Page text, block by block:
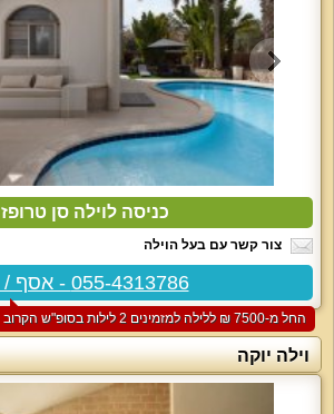
כניסה לוילה סן טרופז
צור קשר עם בעל הוילה
055-4313786 - אסף / רז
החל מ-‏7500 ₪ ללילה למזמינים 2 לילות בסופ"ש הקרוב
וילה יוקה